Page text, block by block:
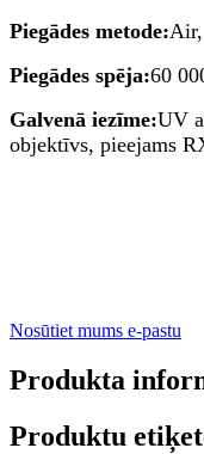
Piegādes metode:
Piegādes spēja:60
Galvenā iezīme:UV
objektīvs, pieejams
Nosūtiet mums e-pastu
Produkta
Produktu